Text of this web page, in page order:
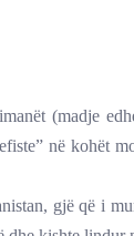
(madje
në kohët
gjë që i